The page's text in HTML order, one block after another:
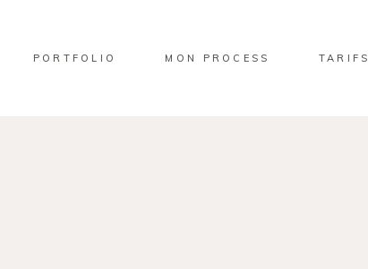
PORTFOLIO MON PROCESS TARIFS